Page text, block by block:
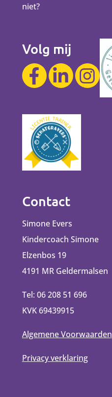
niet?
Volg mij
Contact
Simone Evers
Kindercoach Simone
Elzenbos 19
4191 MR Geldermalsen
Tel: 06 208 51 696
KVK 69439915
Algemene Voorwaarden
Privacy verklaring